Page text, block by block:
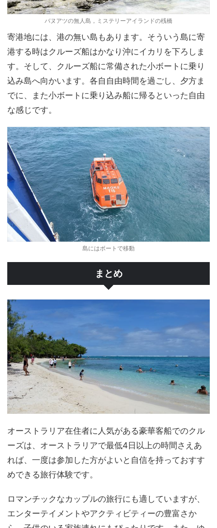
バヌアツの無人島，ミステリーアイランドの桟橋
寄港地には、港の無い島もあります。そういう島に寄
港する時はクルーズ船はかなり沖にイカリを下ろしま
す。そして、クルーズ船に常備された小ボートに乗り
込み島へ向かいます。各自自由時間を過ごし、夕方ま
でに、また小ボートに乗り込み船に帰るといった自由
な感じです。
島にはボートで移動
まとめ
オーストラリア在住者に人気がある豪華客船でのクル
ーズは、オーストラリアで最低4日以上の時間さえあ
れば、一度は参加した方がよいと自信を持っておすす
めできる旅行体験です。
ロマンチックなカップルの旅行にも適していますが、
エンターテイメントやアクティビティーの豊富さか